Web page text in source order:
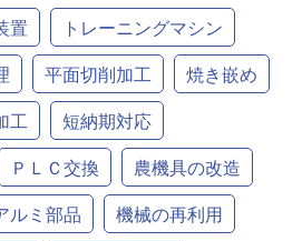
置
トレーニングマシン
平面切削加工
焼き嵌め
工
短納期対応
ＰＬＣ交換
農機具の改造
ルミ部品
機械の再利用